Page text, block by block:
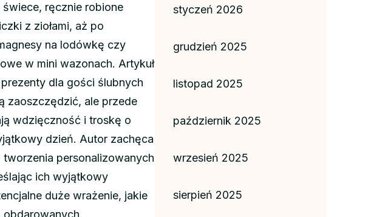
ręcznie robione
z ziołami, aż po
na lodówkę czy
w mini wazonach. Artykuł
dla gości ślubnych
zaoszczędzić, ale przede
wdzięczność i troskę o
dzień. Autor zachęca
personalizowanych
ich wyjątkowy
duże wrażenie, jakie
styczeń 2026
grudzień 2025
listopad 2025
październik 2025
wrzesień 2025
sierpień 2025